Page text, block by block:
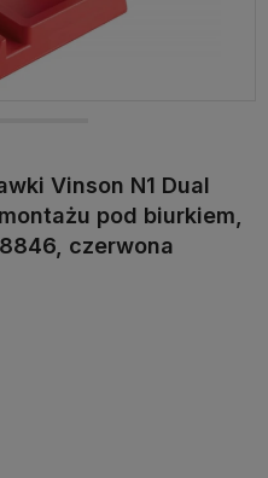
Vinson N1 Dual
pod biurkiem,
czerwona